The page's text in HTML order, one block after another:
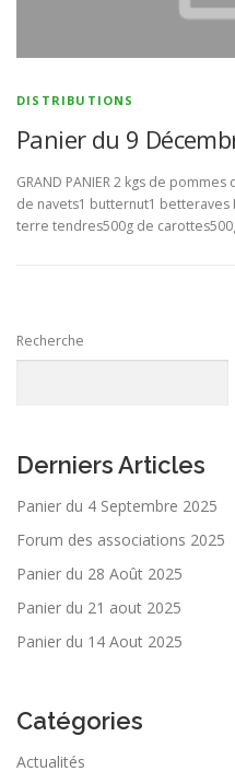
DISTRIBUTIONS
Panier du 9
GRAND PANIER 2 kgs de
de navets1 butternut1 betteraves
terre tendres500g de
Recherche
Derniers Articles
Panier du 4 Septembre 2025
Forum des associations 2025
Panier du 28 Août 2025
Panier du 21 aout 2025
Panier du 14 Aout 2025
Catégories
Actualités